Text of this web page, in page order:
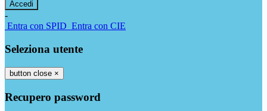
-
Entra con SPID Entra con CIE
Seleziona utente
button close ×
Recupero password